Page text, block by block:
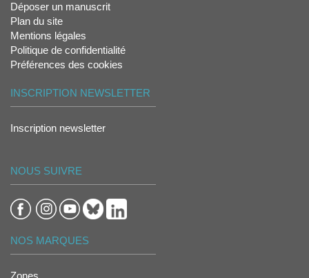
Déposer un manuscrit
Plan du site
Mentions légales
Politique de confidentialité
Préférences des cookies
INSCRIPTION NEWSLETTER
Inscription newsletter
NOUS SUIVRE
NOS MARQUES
Zones